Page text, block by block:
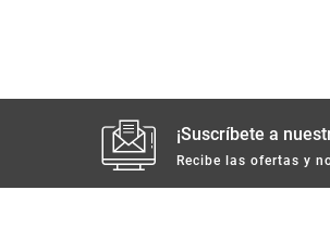
mascotas
¡Suscríbete a
Recibe las ofertas y